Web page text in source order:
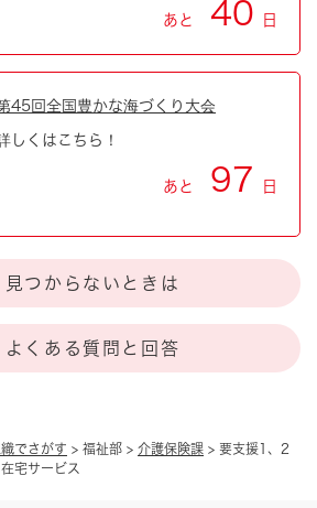
でさがす > 福祉部 > 介護保険課 > 要支援1、2
宅サービス
あと 40 日
45回全国豊かな海づくり大会
しくはこちら！
あと 97 日
見つからないときは
よくある質問と回答